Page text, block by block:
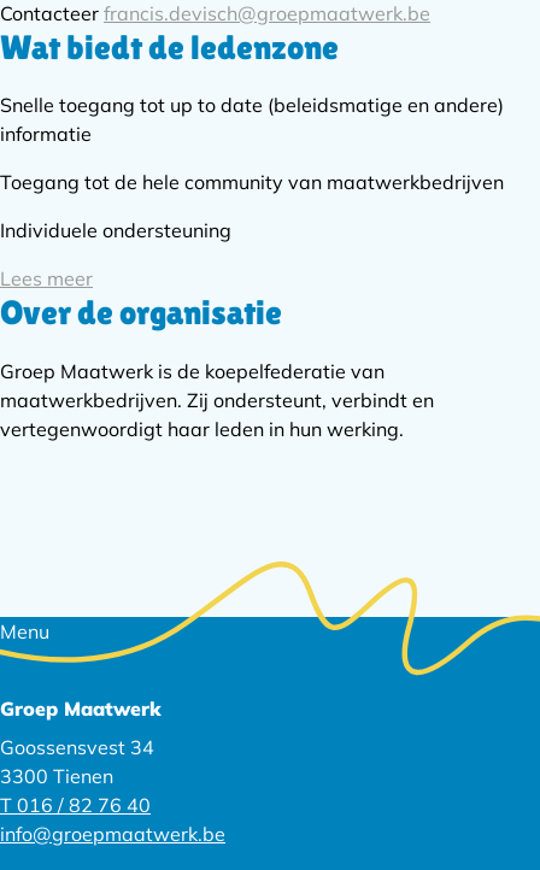
Contacteer francis.devisch@groepmaatwerk.be
Wat biedt de ledenzone
Snelle toegang tot up to date (beleidsmatige en andere)
informatie
Toegang tot de hele community van maatwerkbedrijven
Individuele ondersteuning
Lees meer
Over de organisatie
Groep Maatwerk is de koepelfederatie van
maatwerkbedrijven. Zij ondersteunt, verbindt en
vertegenwoordigt haar leden in hun werking.
Footer
navigatie
Menu
Groep Maatwerk
Goossensvest 34
3300 Tienen
T 016 / 82 76 40
info@groepmaatwerk.be